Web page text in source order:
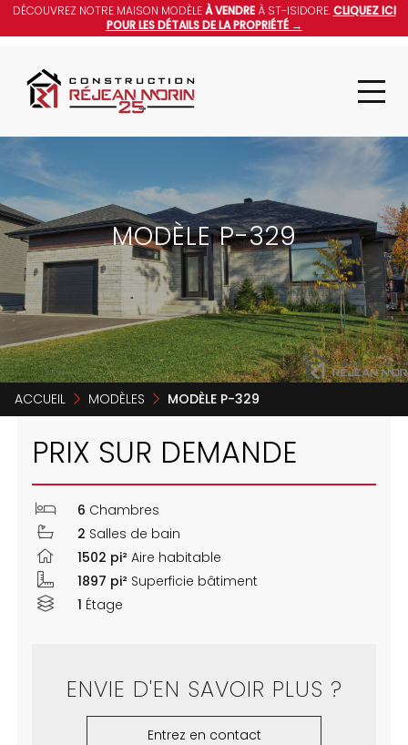
DÉCOUVREZ NOTRE MAISON MODÈLEÀ VENDREÀ ST-ISIDORE.CLIQUEZ ICI
POUR LES DÉTAILS DE LA PROPRIÉTÉ →
MODÈLE P-329
ACCUEIL MODÈLES MODÈLE P-329
PRIX SUR DEMANDE
6 Chambres
2 Salles de bain
1502 pi² Aire habitable
1897 pi² Superficie bâtiment
1 Étage
ENVIE D'EN SAVOIR PLUS ?
Entrez en contact